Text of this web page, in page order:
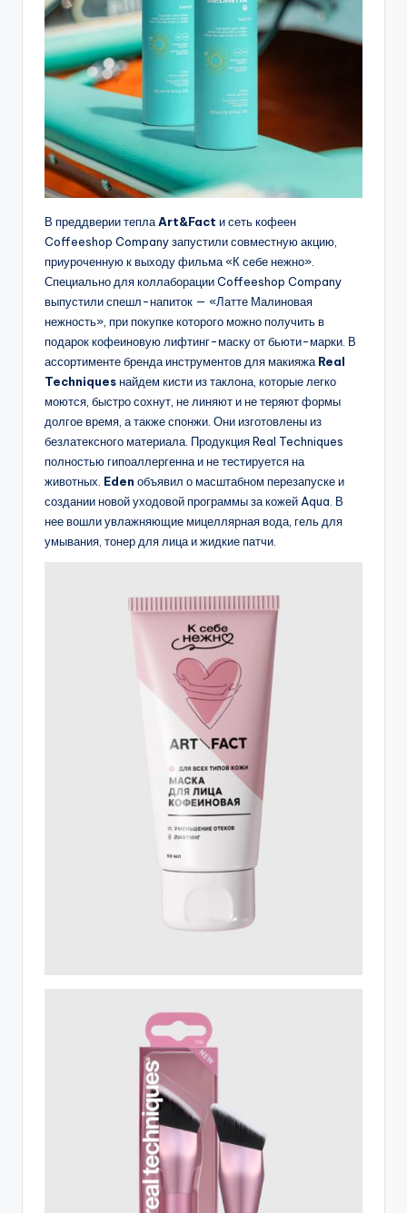
В преддверии теплаArt&Fact и сеть кофеен
Coffeeshop Company запустили совместную акцию,
приуроченную к выходу фильма «К себе нежно».
Специально для коллаборации Coffeeshop Company
выпустили спешл-напиток — «Латте Малиновая
нежность», при покупке которого можно получить в
подарок кофеиновую лифтинг-маску от бьюти-марки. В
ассортименте бренда инструментов для макияжа Real
Techniquesнайдем кисти из таклона, которые легко
моются, быстро сохнут, не линяют и не теряют формы
долгое время, а также спонжи. Они изготовлены из
безлатексного материала. Продукция Real Techniques
полностью гипоаллергенна и не тестируется на
животных. Eden объявил о масштабном перезапуске и
создании новой уходовой программы за кожей Aqua. В
нее вошли увлажняющие мицеллярная вода, гель для
умывания, тонер для лица и жидкие патчи.